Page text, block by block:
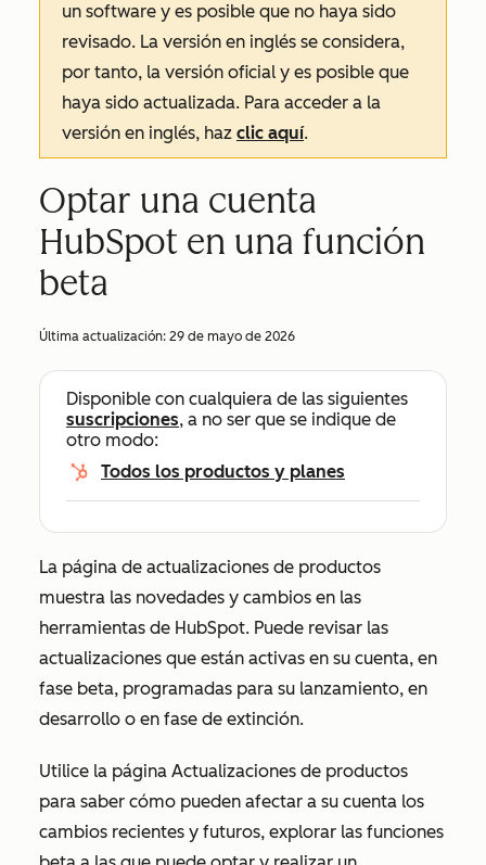
un software y es posible que no haya sido
revisado. La versión en inglés se considera,
por tanto, la versión oficial y es posible que
haya sido actualizada. Para acceder a la
versión en inglés, haz clic aquí.
Optar una cuenta
HubSpot en una función
beta
Última actualización: 29 de mayo de 2026
Disponible con cualquiera de las siguientes
suscripciones, a no ser que se indique de
otro modo:
Todos los productos y planes
La página de actualizaciones de productos
muestra las novedades y cambios en las
herramientas de HubSpot. Puede revisar las
actualizaciones que están activas en su cuenta, en
fase beta, programadas para su lanzamiento, en
desarrollo o en fase de extinción.
Utilice la página Actualizaciones de productos
para saber cómo pueden afectar a su cuenta los
cambios recientes y futuros, explorar las funciones